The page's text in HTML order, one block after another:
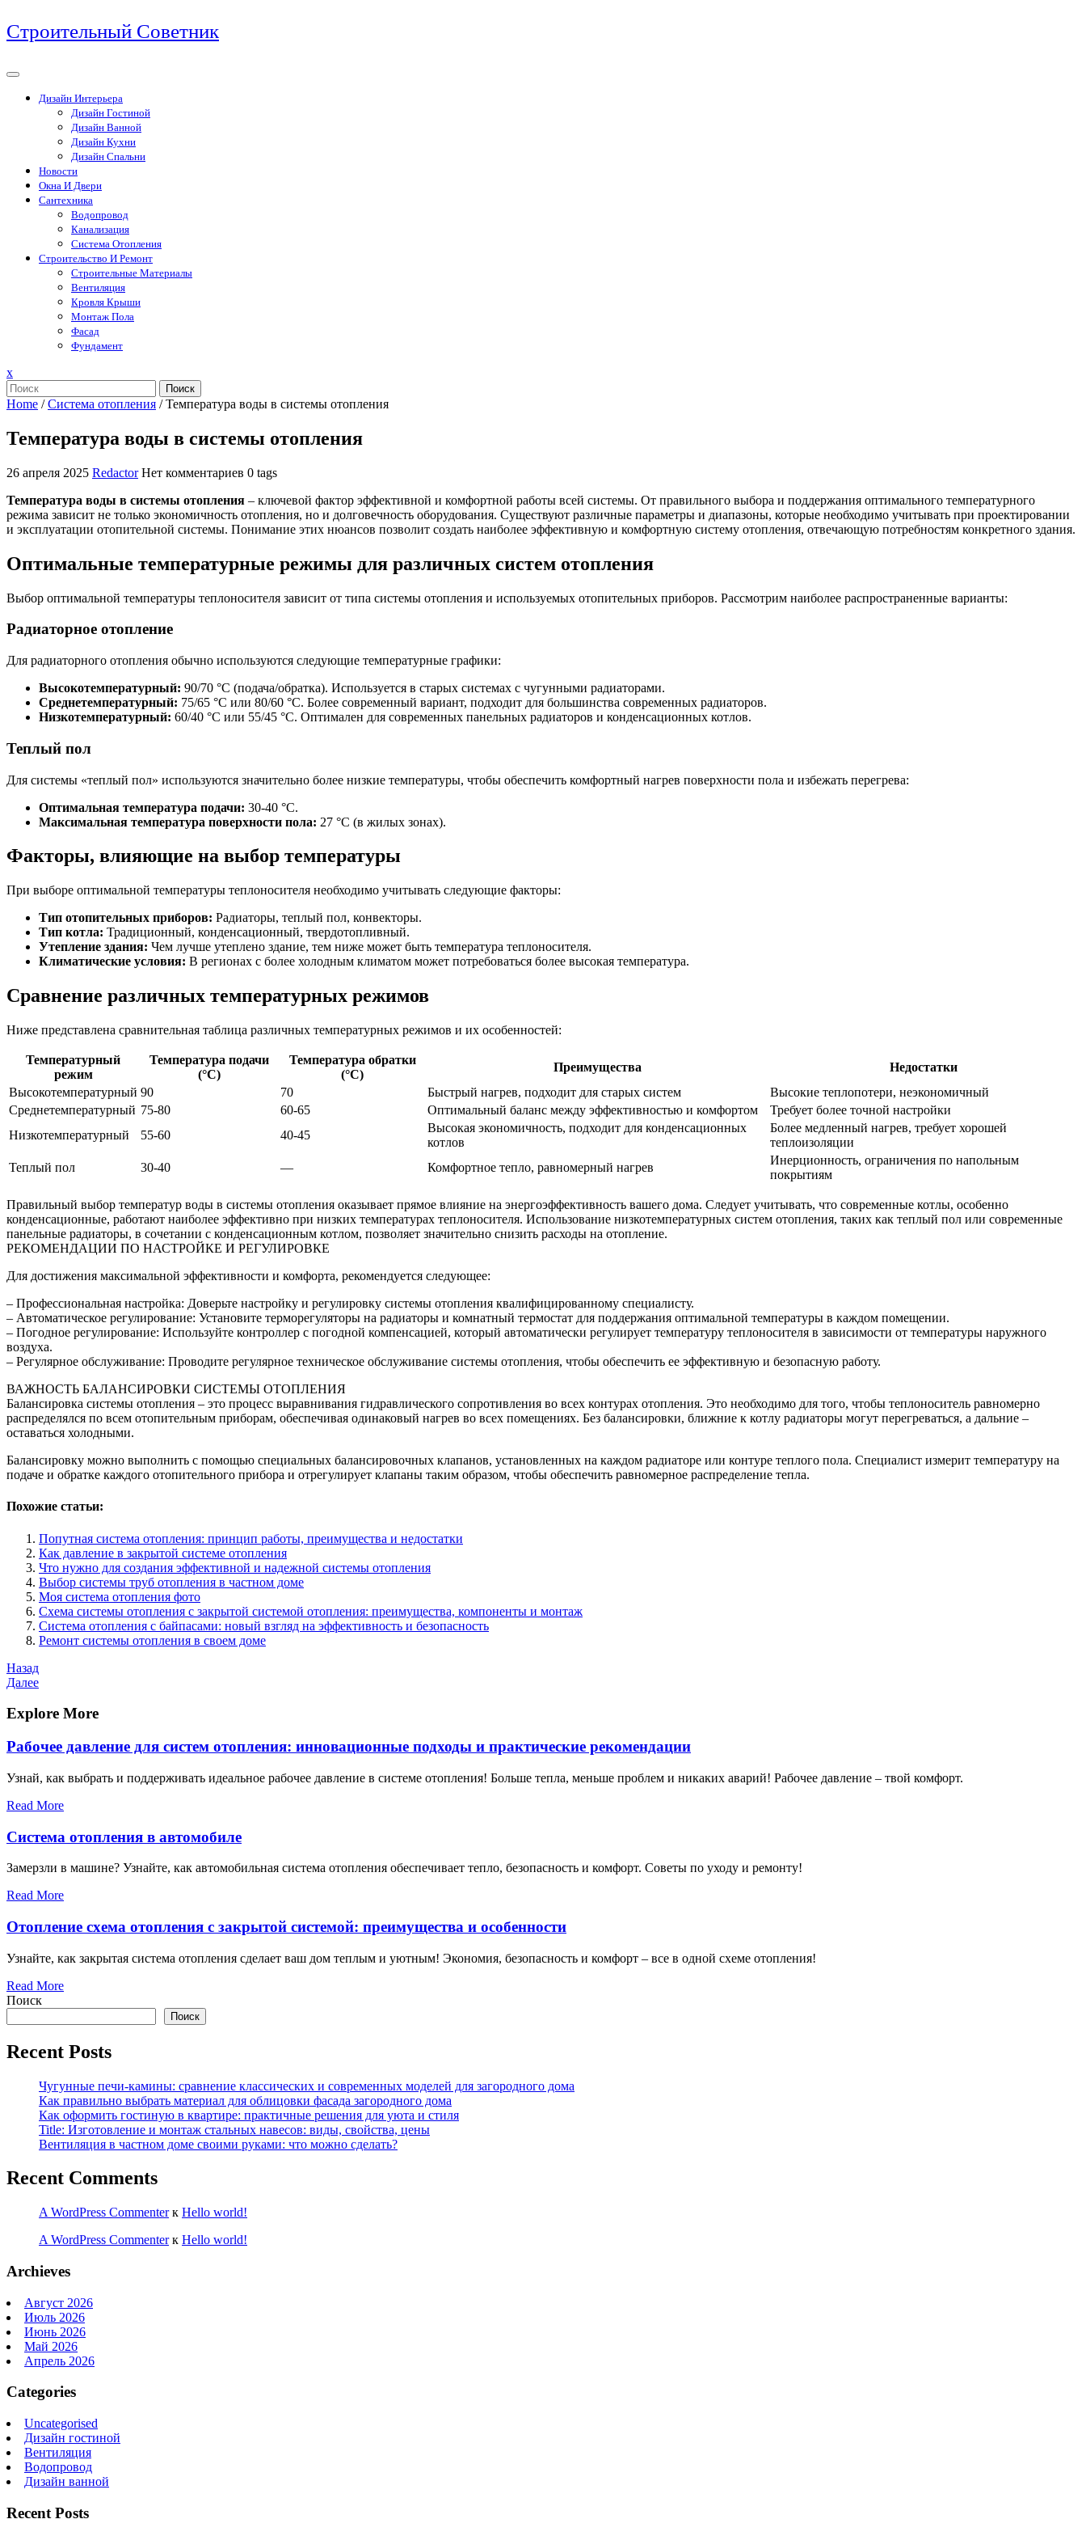
Перейти
к
Строительный Советник
Дизайн Интерьера
Дизайн Гостиной
Дизайн Ванной
Дизайн Кухни
Дизайн Спальни
Новости
Окна И Двери
Сантехника
Водопровод
Канализация
Система Отопления
Строительство И Ремонт
Строительные Материалы
Вентиляция
Кровля Крыши
Монтаж Пола
Фасад
Фундамент
xЗакрыть
меню
Поиск
Home /Система отопления /Температура воды в системы отопления
Температура воды в системы отопления
26 апреля 2025 Redactor Нет комментариев 0 tags
Температура воды в системы отопления – ключевой фактор эффективной и комфортной работы всей системы. От правильного выбора и поддержания оптимального температурного
режима зависит не только экономичность отопления, но и долговечность оборудования. Существуют различные параметры и диапазоны, которые необходимо учитывать при проектировании
и эксплуатации отопительной системы. Понимание этих нюансов позволит создать наиболее эффективную и комфортную систему отопления, отвечающую потребностям конкретного здания.
Оптимальные температурные режимы для различных систем отопления
Выбор оптимальной температуры теплоносителя зависит от типа системы отопления и используемых отопительных приборов. Рассмотрим наиболее распространенные варианты:
Радиаторное отопление
Для радиаторного отопления обычно используются следующие температурные графики:
Высокотемпературный: 90/70 °C (подача/обратка). Используется в старых системах с чугунными радиаторами.
Среднетемпературный: 75/65 °C или 80/60 °C. Более современный вариант, подходит для большинства современных радиаторов.
Низкотемпературный: 60/40 °C или 55/45 °C. Оптимален для современных панельных радиаторов и конденсационных котлов.
Теплый пол
Для системы «теплый пол» используются значительно более низкие температуры, чтобы обеспечить комфортный нагрев поверхности пола и избежать перегрева:
Оптимальная температура подачи: 30-40 °C.
Максимальная температура поверхности пола: 27 °C (в жилых зонах).
Факторы, влияющие на выбор температуры
При выборе оптимальной температуры теплоносителя необходимо учитывать следующие факторы:
Тип отопительных приборов: Радиаторы, теплый пол, конвекторы.
Тип котла: Традиционный, конденсационный, твердотопливный.
Утепление здания: Чем лучше утеплено здание, тем ниже может быть температура теплоносителя.
Климатические условия: В регионах с более холодным климатом может потребоваться более высокая температура.
Сравнение различных температурных режимов
Ниже представлена сравнительная таблица различных температурных режимов и их особенностей:
Температурный
режим
Температура подачи
(°C)
Температура обратки
(°C)
Преимущества
Недостатки
Высокотемпературный 90 70 Быстрый нагрев, подходит для старых систем
Высокие теплопотери, неэкономичный
Среднетемпературный 75-80 60-65 Оптимальный баланс между эффективностью и комфортом
Требует более точной настройки
Низкотемпературный
55-60 40-45
Высокая экономичность, подходит для конденсационных
котлов
Более медленный нагрев, требует хорошей
теплоизоляции
Теплый пол
30-40 — Комфортное тепло, равномерный нагрев
Инерционность, ограничения по напольным
покрытиям
Правильный выбор температур воды в системы отопления оказывает прямое влияние на энергоэффективность вашего дома. Следует учитывать, что современные котлы, особенно
конденсационные, работают наиболее эффективно при низких температурах теплоносителя. Использование низкотемпературных систем отопления, таких как теплый пол или современные
панельные радиаторы, в сочетании с конденсационным котлом, позволяет значительно снизить расходы на отопление.
РЕКОМЕНДАЦИИ ПО НАСТРОЙКЕ И РЕГУЛИРОВКЕ
Для достижения максимальной эффективности и комфорта, рекомендуется следующее:
– Профессиональная настройка: Доверьте настройку и регулировку системы отопления квалифицированному специалисту.
– Автоматическое регулирование: Установите терморегуляторы на радиаторы и комнатный термостат для поддержания оптимальной температуры в каждом помещении.
– Погодное регулирование: Используйте контроллер с погодной компенсацией, который автоматически регулирует температуру теплоносителя в зависимости от температуры наружного
воздуха.
– Регулярное обслуживание: Проводите регулярное техническое обслуживание системы отопления, чтобы обеспечить ее эффективную и безопасную работу.
ВАЖНОСТЬ БАЛАНСИРОВКИ СИСТЕМЫ ОТОПЛЕНИЯ
Балансировка системы отопления – это процесс выравнивания гидравлического сопротивления во всех контурах отопления. Это необходимо для того, чтобы теплоноситель равномерно
распределялся по всем отопительным приборам, обеспечивая одинаковый нагрев во всех помещениях. Без балансировки, ближние к котлу радиаторы могут перегреваться, а дальние –
оставаться холодными.
Балансировку можно выполнить с помощью специальных балансировочных клапанов, установленных на каждом радиаторе или контуре теплого пола. Специалист измерит температуру на
подаче и обратке каждого отопительного прибора и отрегулирует клапаны таким образом, чтобы обеспечить равномерное распределение тепла.
Похожие статьи:
Попутная система отопления: принцип работы, преимущества и недостатки
Как давление в закрытой системе отопления
Что нужно для создания эффективной и надежной системы отопления
Выбор системы труб отопления в частном доме
Моя система отопления фото
Схема системы отопления с закрытой системой отопления: преимущества, компоненты и монтаж
Система отопления с байпасами: новый взгляд на эффективность и безопасность
Ремонт системы отопления в своем доме
Навигация
по
записям
Предыдущая
запись
Назад
Следующая
Далее
Explore More
Рабочее давление для систем отопления: инновационные подходы и практические рекомендации
Узнай, как выбрать и поддерживать идеальное рабочее давление в системе отопления! Больше тепла, меньше проблем и никаких аварий! Рабочее давление – твой комфорт.
Read More
Система отопления в автомобиле
Замерзли в машине? Узнайте, как автомобильная система отопления обеспечивает тепло, безопасность и комфорт. Советы по уходу и ремонту!
Read More
Отопление схема отопления с закрытой системой: преимущества и особенности
Узнайте, как закрытая система отопления сделает ваш дом теплым и уютным! Экономия, безопасность и комфорт – все в одной схеме отопления!
Read More
Поиск
Поиск
Recent Posts
Чугунные печи-камины: сравнение классических и современных моделей для загородного дома
Как правильно выбрать материал для облицовки фасада загородного дома
Как оформить гостиную в квартире: практичные решения для уюта и стиля
Title: Изготовление и монтаж стальных навесов: виды, свойства, цены
Вентиляция в частном доме своими руками: что можно сделать?
Recent Comments
A WordPress Commenterк Hello world!
A WordPress Commenterк Hello world!
Archieves
Август 2026
Июль 2026
Июнь 2026
Май 2026
Апрель 2026
Categories
Uncategorised
Дизайн гостиной
Вентиляция
Водопровод
Дизайн ванной
Recent Posts